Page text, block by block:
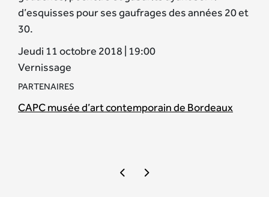
d’esquisses pour ses gaufrages des années 20 et
30.
Jeudi 11 octobre 2018 | 19:00
Vernissage
PARTENAIRES
CAPC musée d’art contemporain de Bordeaux